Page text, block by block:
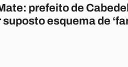
prefeito de
suposto esquema de